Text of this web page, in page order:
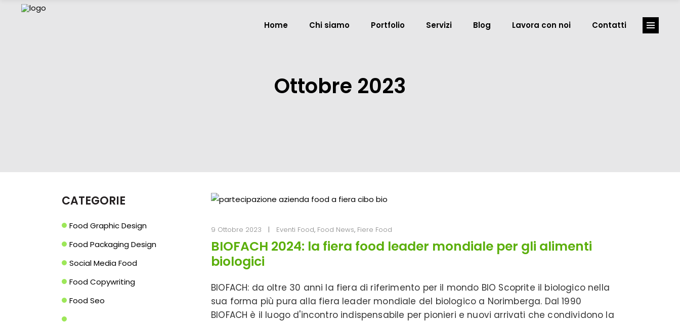
Home Chi siamo Portfolio Servizi Blog Lavora con noi Contatti
Ottobre 2023
9 Ottobre 2023 Eventi Food, Food News, Fiere Food
BIOFACH 2024: la fiera food leader mondiale per gli alimenti
biologici
BIOFACH: da oltre 30 anni la fiera di riferimento per il mondo BIO Scoprite il biologico nella
sua forma più pura alla fiera leader mondiale del biologico a Norimberga. Dal 1990
BIOFACH è il luogo d'incontro indispensabile per pionieri e nuovi arrivati ​​che condividono la
CATEGORIE
Food Graphic Design
Food Packaging Design
Social Media Food
Food Copywriting
Food Seo